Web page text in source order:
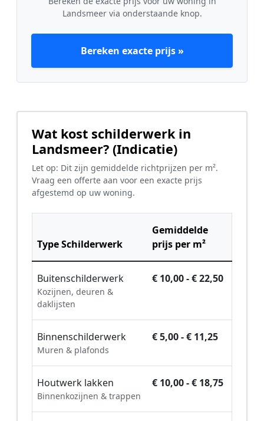
Landsmeer via onderstaande knop.
Bereken exacte prijs »
Wat kost schilderwerk in
Landsmeer? (Indicatie)
Let op: Dit zijn gemiddelde richtprijzen per m².
Vraag een offerte aan voor een exacte prijs
afgestemd op uw woning.
Type Schilderwerk
Gemiddelde
prijs per m²
Buitenschilderwerk
Kozijnen, deuren &
daklijsten
€ 10,00 - € 22,50
Binnenschilderwerk
Muren & plafonds
€ 5,00 - € 11,25
Houtwerk lakken
Binnenkozijnen & trappen
€ 10,00 - € 18,75